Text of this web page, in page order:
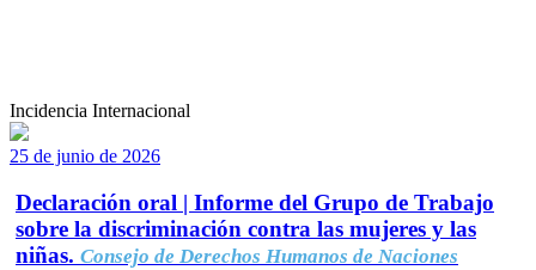
Incidencia Internacional
25 de junio de 2026
Declaración oral | Informe del Grupo de Trabajo
sobre la discriminación contra las mujeres y las
niñas. Consejo de Derechos Humanos de Naciones